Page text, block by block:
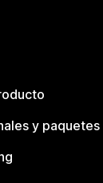
y paquetes